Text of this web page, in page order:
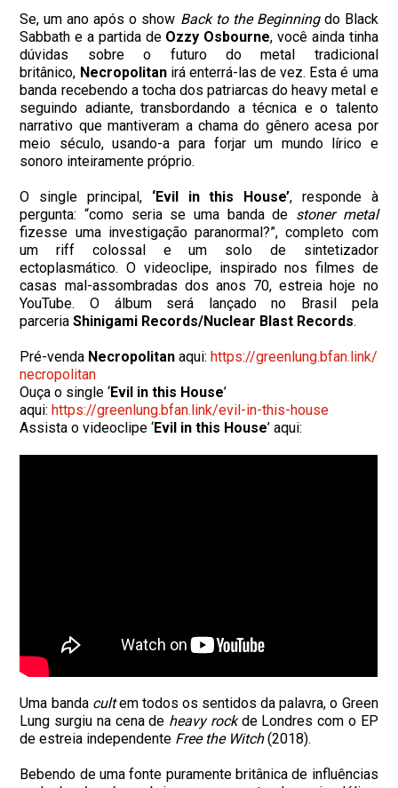
Se, um ano após o show Back to the Beginningdo Black
Sabbath e a partida de Ozzy Osbourne, você ainda tinha
dúvidas sobre o futuro do metal tradicional
britânico, Necropolitanirá enterrá-las de vez. Esta é uma
banda recebendo a tocha dos patriarcas do heavy metal e
seguindo adiante, transbordando a técnica e o talento
narrativo que mantiveram a chama do gênero acesa por
meio século, usando-a para forjar um mundo lírico e
sonoro inteiramente próprio.
O single principal, ‘Evil in this House’, responde à
pergunta: “como seria se uma banda de stoner metal
fizesse uma investigação paranormal?”, completo com
um riff colossal e um solo de sintetizador
ectoplasmático. O videoclipe, inspirado nos filmes de
casas mal-assombradas dos anos 70, estreia hoje no
YouTube. O álbum será lançado no Brasil pela
parceriaShinigami Records/Nuclear Blast Records.
Pré-venda Necropolitan aqui:https://greenlung.bfan.link/
necropolitan
Ouça o single ‘Evil in this House’
aqui:https://greenlung.bfan.link/evil-in-this-house
Assista o videoclipe ‘Evil in this House’ aqui:
Uma banda cultem todos os sentidos da palavra, o Green
Lung surgiu na cena de heavy rockde Londres com o EP
de estreia independente Free the Witch(2018).
Bebendo de uma fonte puramente britânica de influências